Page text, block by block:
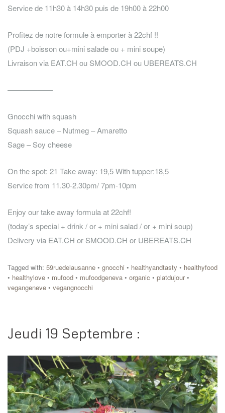
Service de 11h30 à 14h30 puis de 19h00 à 22h00
Profitez de notre formule à emporter à 22chf !!
(PDJ +boisson ou+mini salade ou + mini soupe)
Livraison via EAT.CH ou SMOOD.CH ou UBEREATS.CH
——————
Gnocchi with squash
Squash sauce – Nutmeg – Amaretto
Sage – Soy cheese
On the spot: 21 Take away: 19,5 With tupper:18,5
Service from 11.30-2.30pm/ 7pm-10pm
Enjoy our take away formula at 22chf!
(today’s special + drink / or + mini salad / or + mini soup)
Delivery via EAT.CH or SMOOD.CH or UBEREATS.CH
Tagged with: 59ruedelausanne • gnocchi • healthyandtasty • healthyfood
• healthylove • mufood • mufoodgeneva • organic • platdujour•
vegangeneve • vegangnocchi
Jeudi 19 Septembre :